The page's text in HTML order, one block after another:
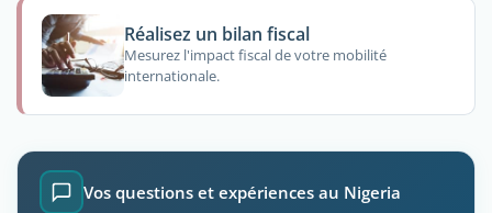
Réalisez un bilan fiscal
Mesurez l'impact fiscal de votre mobilité
internationale.
Vos questions et expériences au Nigeria